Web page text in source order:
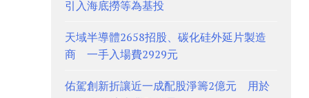
引入海底撈等為基投
天域半導體2658招股、碳化硅外延片製造
商 一手入場費2929元
佑駕創新折讓近一成配股淨籌2億元 用於